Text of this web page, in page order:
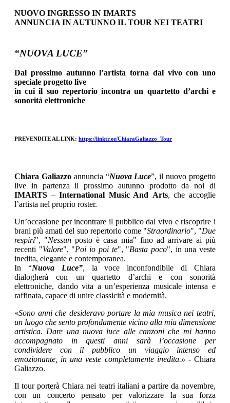
NUOVO INGRESSO IN IMARTS
ANNUNCIA IN AUTUNNO IL TOUR NEI TEATRI
“NUOVA LUCE”
Dal prossimo autunno l’artista torna dal vivo con uno
speciale progetto live
in cui il suo repertorio incontra un quartetto d’archi e
sonorità elettroniche
PREVENDITE AL LINK: https://linktr.ee/ChiaraGaliazzo_Tour
Chiara Galiazzoannuncia “Nuova Luce”, il nuovo progetto
live in partenza il prossimo autunno prodotto da noi di
IMARTS – International Music And Arts, che accoglie
l’artista nel proprio roster.
Un’occasione per incontrare il pubblico dal vivo e riscoprire i
brani più amati del suo repertorio come "Straordinario", "Due
respiri", "Nessunposto è casa mia" fino ad arrivare ai più
recenti "Valore", "Poi io poi te", "Basta poco", in una veste
inedita, elegante e contemporanea.
In “Nuova Luce”, la voce inconfondibile di Chiara
dialogherà con un quartetto d’archi e con sonorità
elettroniche, dando vita a un’esperienza musicale intensa e
raffinata, capace di unire classicità e modernità.
«Sono anni che desideravo portare la mia musica nei teatri,
un luogo che sento profondamente vicino alla mia dimensione
artistica. Dare una nuova luce alle canzoni che mi hanno
accompagnato in questi anni sarà l’occasione per
condividere con il pubblico un viaggio intenso ed
emozionante, in una veste completamente inedita.» - Chiara
Galiazzo.
Il tour porterà Chiara nei teatri italiani a partire da novembre,
con un concerto pensato per valorizzare la sua forza